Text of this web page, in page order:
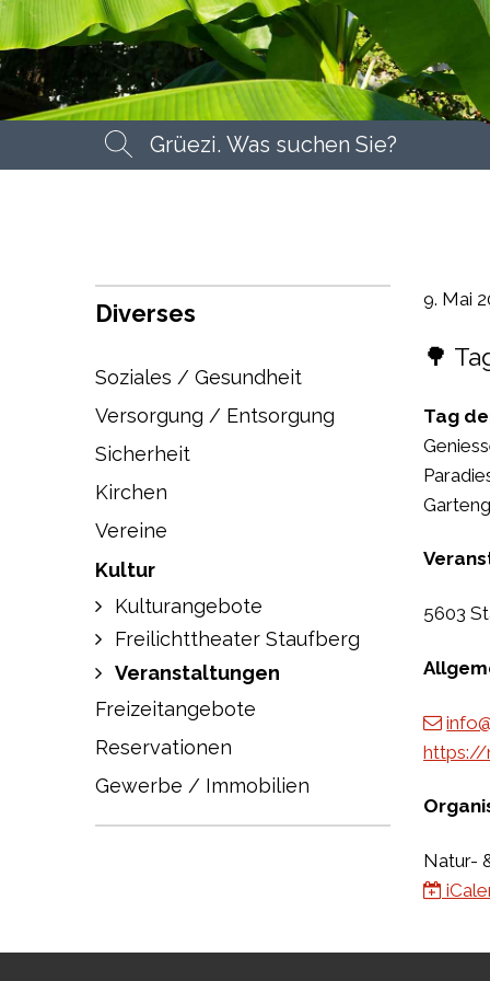
Suchbegriff
Diverses
Soziales / Gesundheit
Versorgung / Entsorgung
Sicherheit
Kirchen
Vereine
Kultur
Kulturangebote
Freilichttheater Staufberg
Veranstaltungen
Freizeitangebote
Reservationen
Gewerbe / Immobilien
9. Mai
🌳
Tag
5603
https://
Natur-